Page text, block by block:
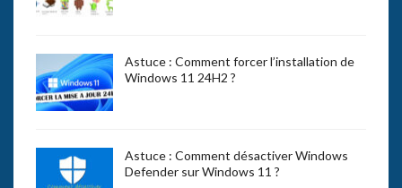
Astuce : Comment forcer l’installation de
Windows 11 24H2 ?
Astuce : Comment désactiver Windows
Defender sur Windows 11 ?